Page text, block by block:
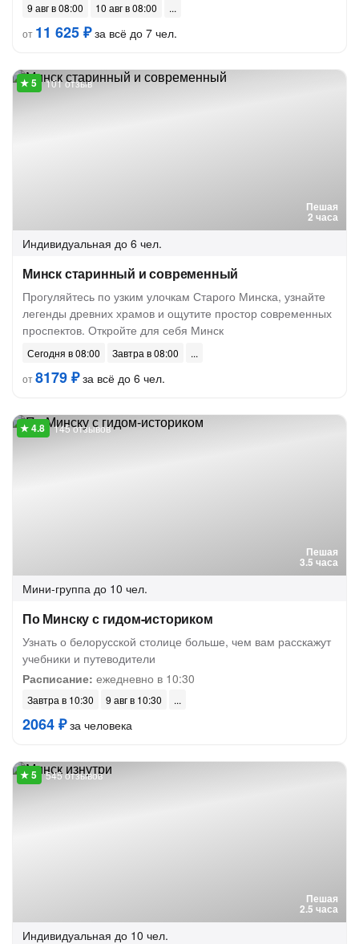
9 авг в 08:00
10 авг в 08:00
от 11 625 ₽за всё до 7 чел.
Пешая
2 часа
101 отзыв
Индивидуальная до 6 чел.
Минск старинный и современный
Прогуляйтесь по узким улочкам Старого Минска, узнайте
легенды древних храмов и ощутите простор современных
проспектов. Откройте для себя Минск
Сегодня в 08:00
Завтра в 08:00
от8179 ₽за всё до 6 чел.
Пешая
3.5 часа
145 отзывов
Мини-группа до 10 чел.
По Минску с гидом-историком
Узнать о белорусской столице больше, чем вам расскажут
учебники и путеводители
Расписание: ежедневно в 10:30
Завтра в 10:30 9 авг в 10:30
2064 ₽за человека
Пешая
2.5 часа
545 отзывов
Индивидуальная до 10 чел.